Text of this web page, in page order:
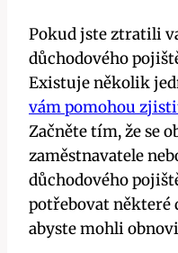
Pokud jste ztratili
důchodového
Existuje několik
vám pomohou
Začněte tím, že se
zaměstnavatele
důchodového
potřebovat některé
abyste mohli